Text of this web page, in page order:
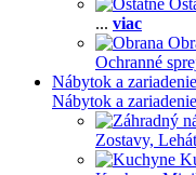
... viac
Ochranné
Nábytok a
Nábytok a
Zostavy,